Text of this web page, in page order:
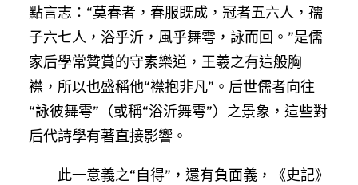
點言志：“莫春者，春服既成，冠者五六人，孺
子六七人，浴乎沂，風乎舞雩，詠而回。”是儒
家后學常贊賞的守素樂道，王羲之有這般胸
襟，所以也盛稱他“襟抱非凡”。后世儒者向往
“詠彼舞雩”（或稱“浴沂舞雩”）之景象，這些對
后代詩學有著直接影響。
此一意義之“自得”，還有負面義，《史記》